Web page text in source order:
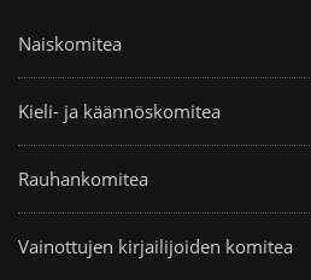
Naiskomitea
Kieli- ja käännöskomitea
Rauhankomitea
Vainottujen kirjailijoiden komitea